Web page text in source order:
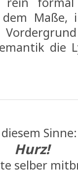
Maße,
die
Sinne:
Hurz!
selber